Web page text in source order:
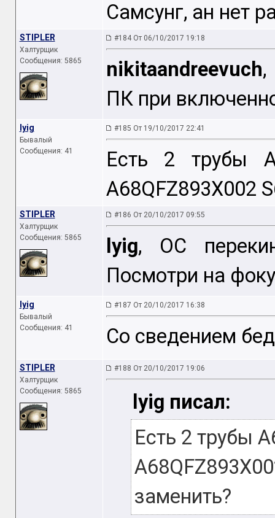
Самсунг, ан нет
STIPLER
Халтурщик
Сообщения: 5865
#184 От 06/10/2017 19:18
nikitaandreevuch,
ПК при
lyig
Бывалый
Сообщения: 41
#185 От 19/10/2017 22:41
Есть 2 трубы
A68QFZ893X002
STIPLER
Халтурщик
Сообщения: 5865
#186 От 20/10/2017 09:55
lyig, ОС
Посмотри на
lyig
Бывалый
Сообщения: 41
#187 От 20/10/2017 16:38
Со сведением
STIPLER
Халтурщик
Сообщения: 5865
#188 От 20/10/2017 19:06
lyig писал:
Есть 2 трубы
заменить?